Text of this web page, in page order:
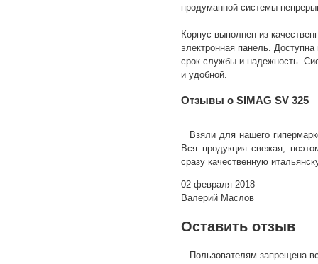
продуманной системы
Корпус выполнен из
электронная панель.
срок службы и надежность.
и удобной.
Отзывы о SIMAG SV 325
Взяли для нашего
Вся продукция свежая,
сразу качественную
02 февраля 2018
Валерий Маслов
Оставить отзыв
Пользователям запрещена